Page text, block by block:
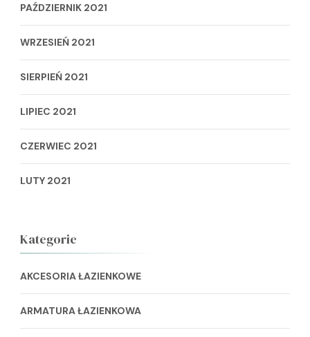
PAŹDZIERNIK 2021
WRZESIEŃ 2021
SIERPIEŃ 2021
LIPIEC 2021
CZERWIEC 2021
LUTY 2021
Kategorie
AKCESORIA ŁAZIENKOWE
ARMATURA ŁAZIENKOWA